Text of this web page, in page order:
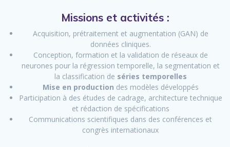
Missions et activités :
Acquisition, prétraitement et augmentation (GAN) de
données cliniques.
Conception, formation et la validation de réseaux de
neurones pour la régression temporelle, la segmentation et
la classification de séries temporelles
Mise en production des modèles développés
Participation à des études de cadrage, architecture technique
et rédaction de spécifications
Communications scientifiques dans des conférences et
congrès internationaux